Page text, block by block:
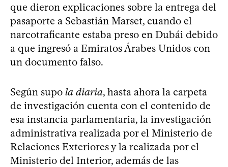
que dieron explicaciones sobre la entrega del
pasaporte a Sebastián Marset, cuando el
narcotraficante estaba preso en Dubái debido
a que ingresó a Emiratos Árabes Unidos con
un documento falso.
Según supo la diaria, hasta ahora la carpeta
de investigación cuenta con el contenido de
esa instancia parlamentaria, la investigación
administrativa realizada por el Ministerio de
Relaciones Exteriores y la realizada por el
Ministerio del Interior, además de las